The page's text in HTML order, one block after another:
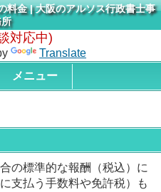
料金 | 大阪のアルソス行政書士事
対応中)
Translate
メニュー
の標準的な報酬（税込）に
支払う手数料や免許税）も